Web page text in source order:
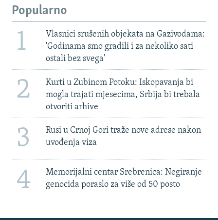
Popularno
1
Vlasnici srušenih objekata na Gazivodama:
'Godinama smo gradili i za nekoliko sati
ostali bez svega'
2
Kurti u Zubinom Potoku: Iskopavanja bi
mogla trajati mjesecima, Srbija bi trebala
otvoriti arhive
3
Rusi u Crnoj Gori traže nove adrese nakon
uvođenja viza
4
Memorijalni centar Srebrenica: Negiranje
genocida poraslo za više od 50 posto